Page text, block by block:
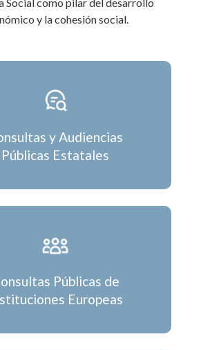
y la cohesión social.
y Audiencias
Públicas Estatales
Públicas de
Europeas